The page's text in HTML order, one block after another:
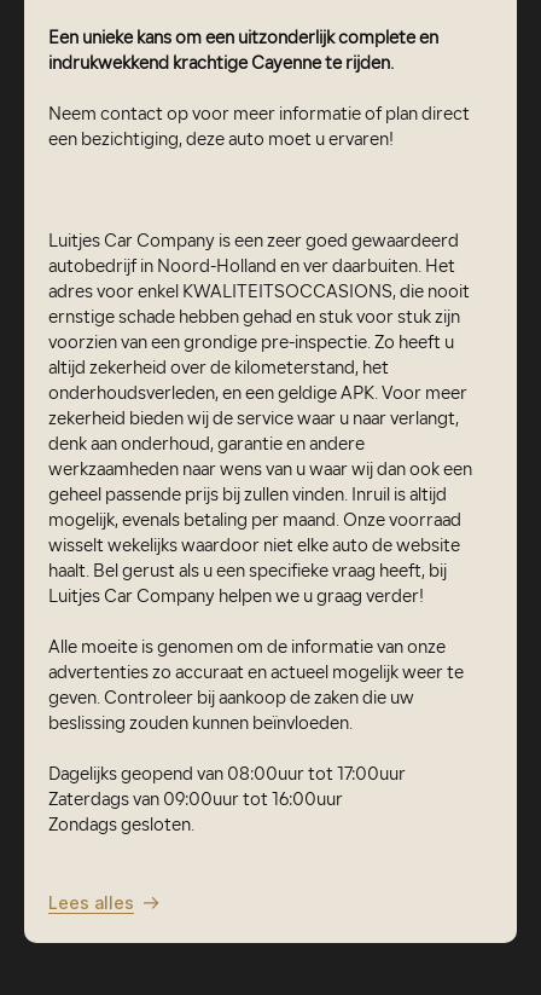
Een unieke kans om een uitzonderlijk complete en
indrukwekkend krachtige Cayenne te rijden.
Neem contact op voor meer informatie of plan direct
een bezichtiging, deze auto moet u ervaren!
Luitjes Car Company is een zeer goed gewaardeerd
autobedrijf in Noord-Holland en ver daarbuiten. Het
adres voor enkel KWALITEITSOCCASIONS, die nooit
ernstige schade hebben gehad en stuk voor stuk zijn
voorzien van een grondige pre-inspectie. Zo heeft u
altijd zekerheid over de kilometerstand, het
onderhoudsverleden, en een geldige APK. Voor meer
zekerheid bieden wij de service waar u naar verlangt,
denk aan onderhoud, garantie en andere
werkzaamheden naar wens van u waar wij dan ook een
geheel passende prijs bij zullen vinden. Inruil is altijd
mogelijk, evenals betaling per maand. Onze voorraad
wisselt wekelijks waardoor niet elke auto de website
haalt. Bel gerust als u een specifieke vraag heeft, bij
Luitjes Car Company helpen we u graag verder!
Alle moeite is genomen om de informatie van onze
advertenties zo accuraat en actueel mogelijk weer te
geven. Controleer bij aankoop de zaken die uw
beslissing zouden kunnen beïnvloeden.
Dagelijks geopend van 08:00uur tot 17:00uur
Zaterdags van 09:00uur tot 16:00uur
Zondags gesloten.
Lees alles